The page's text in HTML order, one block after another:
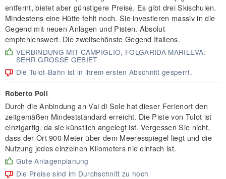
entfernt, bietet aber günstigere Preise. Es gibt drei Skischulen.
Mindestens eine Hütte fehlt noch. Sie investieren massiv in die
Gegend mit neuen Anlagen und Pisten. Absolut
empfehlenswert. Die zweitschönste Gegend Italiens.
VERBINDUNG MIT CAMPIGLIO, FOLGARIDA MARILEVA:
SEHR GROSSE GEBIET
Die Tulot-Bahn ist in ihrem ersten Abschnitt gesperrt.
Roberto Poli
Durch die Anbindung an Val di Sole hat dieser Ferienort den
zeitgemäßen Mindeststandard erreicht. Die Piste von Tulot ist
einzigartig, da sie künstlich angelegt ist. Vergessen Sie nicht,
dass der Ort 900 Meter über dem Meeresspiegel liegt und die
Nutzung jedes einzelnen Kilometers nie einfach ist.
Gute Anlagenplanung
Die Preise sind im Durchschnitt zu hoch